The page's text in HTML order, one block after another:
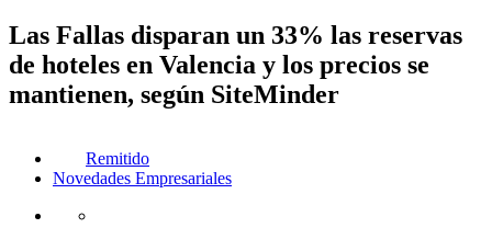
Las Fallas disparan un 33% las reservas
de hoteles en Valencia y los precios se
mantienen, según SiteMinder
Remitido
Novedades Empresariales